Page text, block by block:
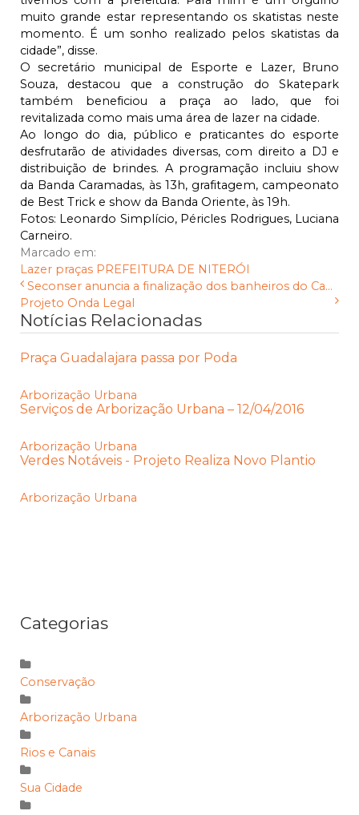
muito grande estar representando os skatistas neste
momento. É um sonho realizado pelos skatistas da
cidade”, disse.
O secretário municipal de Esporte e Lazer, Bruno
Souza, destacou que a construção do Skatepark
também beneficiou a praça ao lado, que foi
revitalizada como mais uma área de lazer na cidade.
Ao longo do dia, público e praticantes do esporte
desfrutarão de atividades diversas, com direito a DJ e
distribuição de brindes. A programação incluiu show
da Banda Caramadas, às 13h, grafitagem, campeonato
de Best Trick e show da Banda Oriente, às 19h.
Fotos: Leonardo Simplício, Péricles Rodrigues, Luciana
Carneiro.
Marcado em:
Lazer praças PREFEITURA DE NITERÓI
Seconser anuncia a finalização dos banheiros do Ca...
Projeto Onda Legal
Notícias Relacionadas
Praça Guadalajara passa por Poda
Arborização Urbana
Serviços de Arborização Urbana – 12/04/2016
Arborização Urbana
Verdes Notáveis - Projeto Realiza Novo Plantio
Arborização Urbana
Categorias
Conservação
Arborização Urbana
Rios e Canais
Sua Cidade